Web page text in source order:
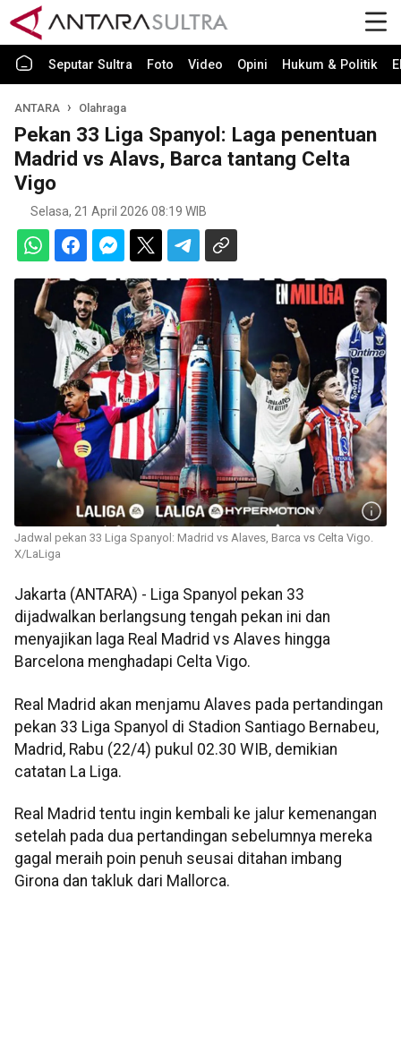
Seputar Sultra Foto Video Opini Hukum & Politik
ANTARA Olahraga
Pekan 33 Liga Spanyol: Laga penentuan
Madrid vs Alavs, Barca tantang Celta
Vigo
Selasa, 21 April 2026 08:19 WIB
Jadwal pekan 33 Liga Spanyol: Madrid vs Alaves, Barca vs Celta Vigo.
X/LaLiga
Jakarta (ANTARA) - Liga Spanyol pekan 33
dijadwalkan berlangsung tengah pekan ini dan
menyajikan laga Real Madrid vs Alaves hingga
Barcelona menghadapi Celta Vigo.
Real Madrid akan menjamu Alaves pada pertandingan
pekan 33 Liga Spanyol di Stadion Santiago Bernabeu,
Madrid, Rabu (22/4) pukul 02.30 WIB, demikian
catatan La Liga.
Real Madrid tentu ingin kembali ke jalur kemenangan
setelah pada dua pertandingan sebelumnya mereka
gagal meraih poin penuh seusai ditahan imbang
Girona dan takluk dari Mallorca.